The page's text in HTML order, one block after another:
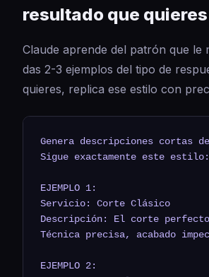
resultado que quieres
Claude aprende del patrón que le
das 2-3 ejemplos del tipo de
quieres, replica ese estilo con
Genera descripciones cortas
Sigue exactamente este estilo:
EJEMPLO 1:
Servicio: Corte Clásico
Descripción: El corte
Técnica precisa, acabado
EJEMPLO 2: